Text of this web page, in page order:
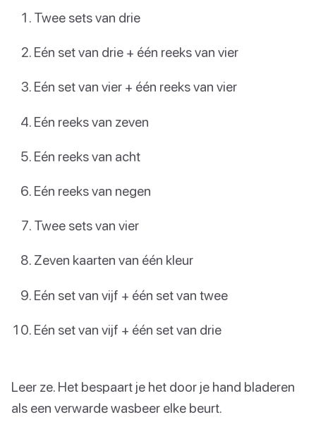
Twee sets van drie
Eén set van drie + één reeks van vier
Eén set van vier + één reeks van vier
Eén reeks van zeven
Eén reeks van acht
Eén reeks van negen
Twee sets van vier
Zeven kaarten van één kleur
Eén set van vijf + één set van twee
Eén set van vijf + één set van drie
Leer ze. Het bespaart je het door je hand bladeren
als een verwarde wasbeer elke beurt.